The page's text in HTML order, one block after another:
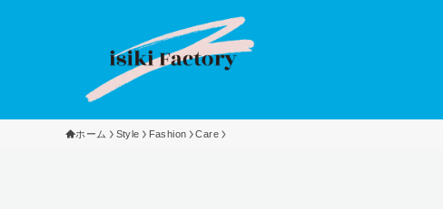
ホーム Style Fashion Care